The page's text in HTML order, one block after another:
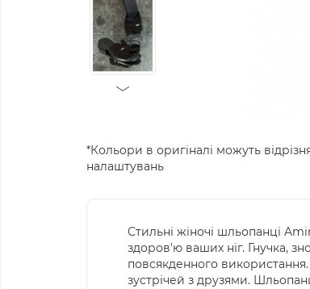
*Кольори в оригіналі можуть
налаштувань
Стильні жіночі шльопанці
здоров'ю ваших ніг. Гнучка,
повсякденного
зустрічей з друзями.